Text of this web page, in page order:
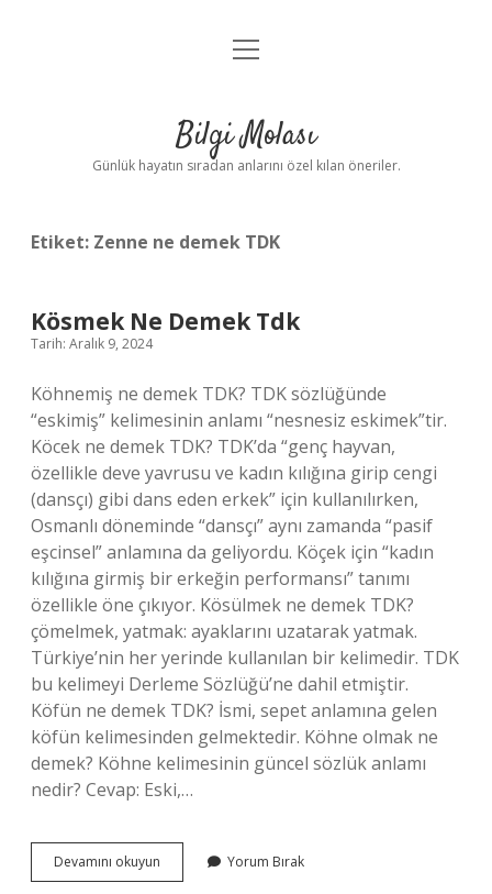
Anasayfa
Yasal Uyarı
menüyü
Bilgi Molası
Günlük hayatın sıradan anlarını özel kılan öneriler.
Etiket: Zenne ne demek TDK
Kösmek Ne Demek Tdk
Tarih: Aralık 9, 2024
Köhnemiş ne demek TDK? TDK sözlüğünde
“eskimiş” kelimesinin anlamı “nesnesiz eskimek”tir.
Köcek ne demek TDK? TDK’da “genç hayvan,
özellikle deve yavrusu ve kadın kılığına girip cengi
(dansçı) gibi dans eden erkek” için kullanılırken,
Osmanlı döneminde “dansçı” aynı zamanda “pasif
eşcinsel” anlamına da geliyordu. Köçek için “kadın
kılığına girmiş bir erkeğin performansı” tanımı
özellikle öne çıkıyor. Kösülmek ne demek TDK?
çömelmek, yatmak: ayaklarını uzatarak yatmak.
Türkiye’nin her yerinde kullanılan bir kelimedir. TDK
bu kelimeyi Derleme Sözlüğü’ne dahil etmiştir.
Köfün ne demek TDK? İsmi, sepet anlamına gelen
köfün kelimesinden gelmektedir. Köhne olmak ne
demek? Köhne kelimesinin güncel sözlük anlamı
nedir? Cevap: Eski,…
Devamını okuyun Kösmek
Ne
Yorum Bırak